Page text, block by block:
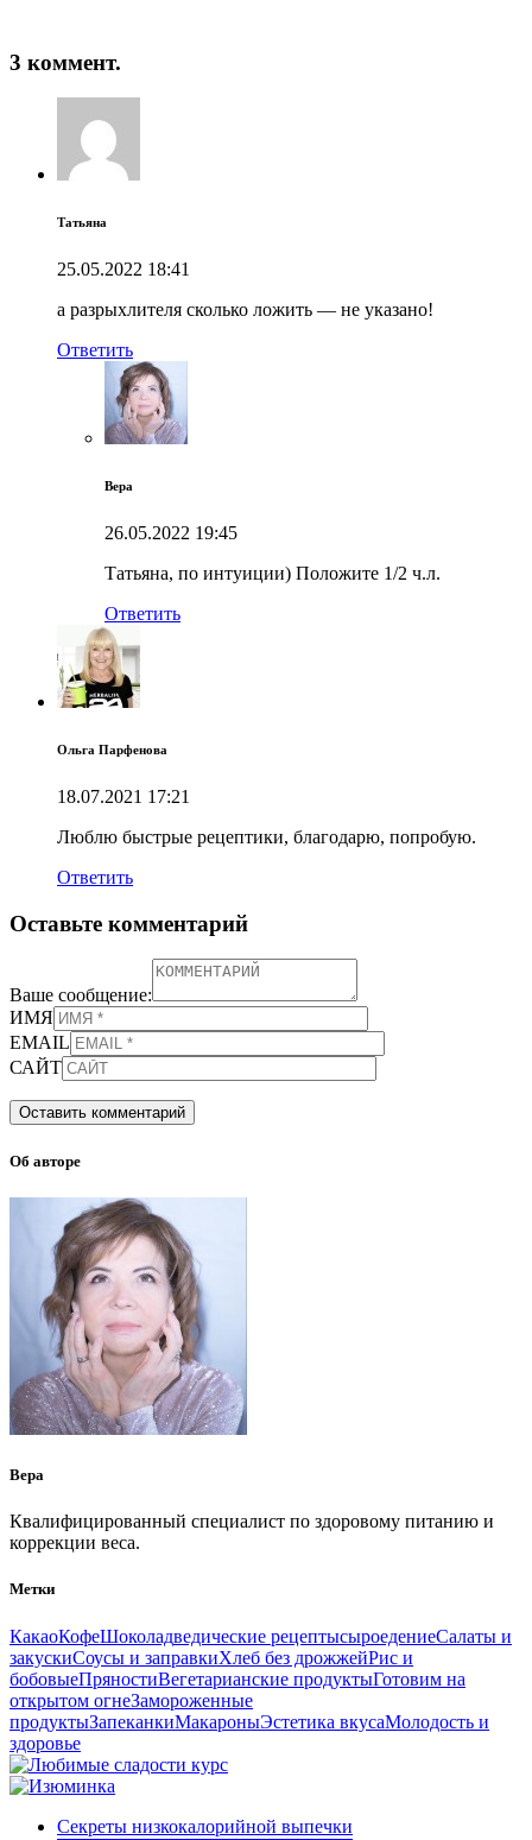
3 коммент.
Татьяна
25.05.2022 18:41
а разрыхлителя сколько ложить — не указано!
Ответить
Вера
26.05.2022 19:45
Татьяна, по интуиции) Положите 1/2 ч.л.
Ответить
Ольга Парфенова
18.07.2021 17:21
Люблю быстрые рецептики, благодарю, попробую.
Ответить
Оставьте комментарий
Ваше сообщение:
ИМЯ
EMAIL
САЙТ
Об авторе
Вера
Квалифицированный специалист по здоровому питанию и
коррекции веса.
Метки
КакаоКофеШоколадведические рецептысыроедениеСалаты и
закускиСоусы и заправкиХлеб без дрожжейРис и
бобовыеПряностиВегетарианские продуктыГотовим на
открытом огнеЗамороженные
продуктыЗапеканкиМакароныЭстетика вкусаМолодость и
здоровье
Секреты низкокалорийной выпечки